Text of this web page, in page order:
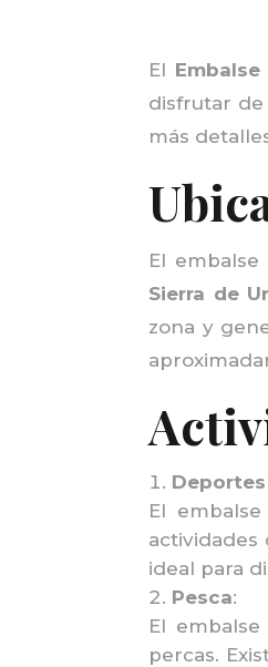
El
disfrutar de
más
El
Sierra de
zona y
El
actividades
ideal para
Pesca:
El
percas.